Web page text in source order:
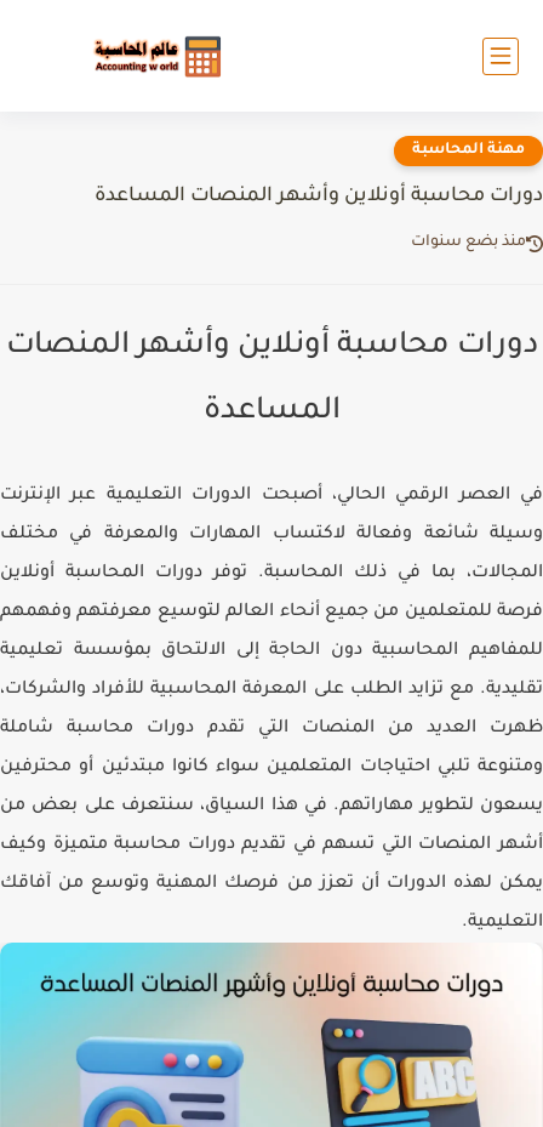
مهنة المحاسبة
دورات محاسبة أونلاين وأشهر المنصات المساعدة
منذ بضع سنوات
دورات محاسبة أونلاين وأشهر المنصات
المساعدة
في العصر الرقمي الحالي، أصبحت الدورات التعليمية عبر الإنترنت
وسيلة شائعة وفعالة لاكتساب المهارات والمعرفة في مختلف
المجالات، بما في ذلك المحاسبة. توفر دورات المحاسبة أونلاين
فرصة للمتعلمين من جميع أنحاء العالم لتوسيع معرفتهم وفهمهم
للمفاهيم المحاسبية دون الحاجة إلى الالتحاق بمؤسسة تعليمية
تقليدية. مع تزايد الطلب على المعرفة المحاسبية للأفراد والشركات،
ظهرت العديد من المنصات التي تقدم دورات محاسبة شاملة
ومتنوعة تلبي احتياجات المتعلمين سواء كانوا مبتدئين أو محترفين
يسعون لتطوير مهاراتهم. في هذا السياق، سنتعرف على بعض من
أشهر المنصات التي تسهم في تقديم دورات محاسبة متميزة وكيف
يمكن لهذه الدورات أن تعزز من فرصك المهنية وتوسع من آفاقك
التعليمية.